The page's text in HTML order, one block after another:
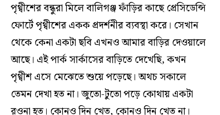
পৃথ্বীশের বন্ধুরা মিলে বালিগঞ্জ ফাঁড়ির কাছে প্রেসিডেন্সি
ফোর্টে পৃথ্বীশের একক প্রদর্শনীর ব্যবস্থা করে। সেখান
থেকে কেনা একটা ছবি এখনও আমার বাড়ির দেওয়ালে
আছে। এই পার্ক সার্কাসের বাড়িতে দেখেছি, কখন
পৃথ্বীশ এসে মেঝেতে শুয়ে পড়েছে। অথচ সকালে
তেমন দেখা হত না। জুতো-টুতো পড়ে কোথায় একটা
রওনা হত। কোনও দিন খেত, কোনও দিন খেত না।